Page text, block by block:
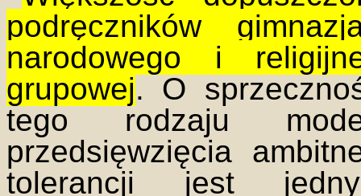
podręczników
narodowego i
grupowej. O
tego rodzaju
przedsięwzięcia
tolerancji jest